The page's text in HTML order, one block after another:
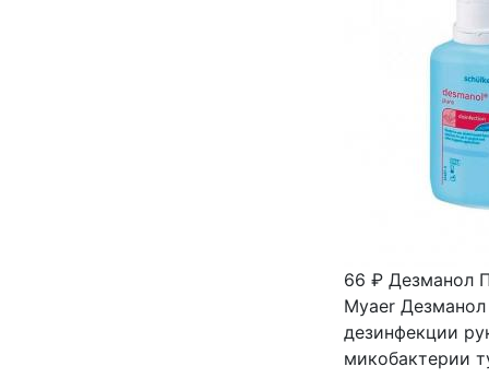
66 ₽ Дезманол
Myaer
дезинфекции
микобактерии